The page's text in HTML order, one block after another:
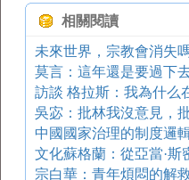
相關閱讀
未來世界，宗教會消失
莫言：這年還是要過下
訪談 格拉斯：我為什么
吳宓：批林我沒意見，
中國國家治理的制度邏
文化蘇格蘭：從亞當·斯
宗白華：青年煩悶的解